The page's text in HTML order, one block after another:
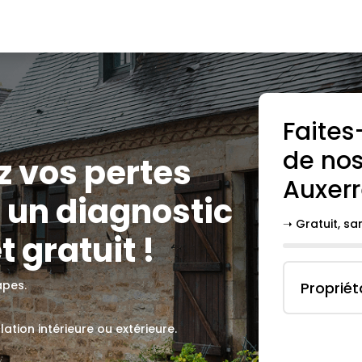
vos pertes
diagnostic
gratuit !
intérieure ou extérieure.
de
➝ Gratuit,